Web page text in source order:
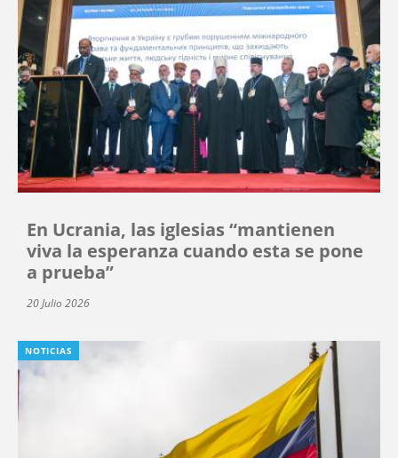
En Ucrania, las iglesias “mantienen
viva la esperanza cuando esta se pone
a prueba”
20 Julio 2026
NOTICIAS